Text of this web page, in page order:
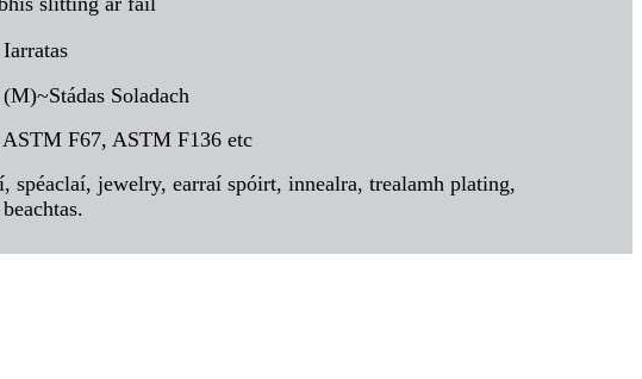
Soladach
F67, ASTM F136 etc
spéaclaí, jewelry, earraí spóirt, innealra, trealamh plating,